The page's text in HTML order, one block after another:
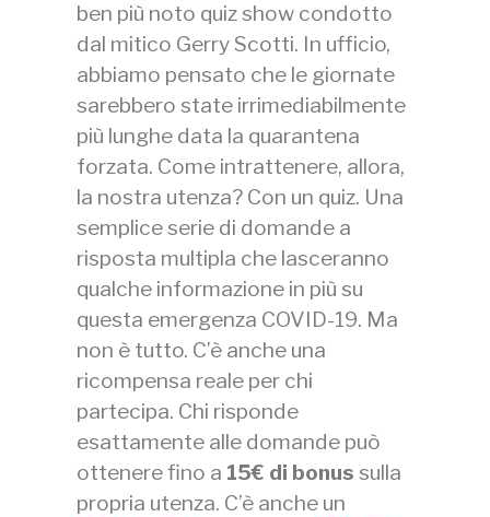
ben più noto quiz show condotto
dal mitico Gerry Scotti. In ufficio,
abbiamo pensato che le giornate
sarebbero state irrimediabilmente
più lunghe data la quarantena
forzata. Come intrattenere, allora,
la nostra utenza? Con un quiz. Una
semplice serie di domande a
risposta multipla che lasceranno
qualche informazione in più su
questa emergenza COVID-19. Ma
non è tutto. C’è anche una
ricompensa reale per chi
partecipa. Chi risponde
esattamente alle domande può
ottenere fino a 15€ di bonus sulla
propria utenza. C’è anche un